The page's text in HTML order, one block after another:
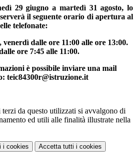
29 giugno a martedì 31 agosto, lo
il seguente orario di apertura al
telefonate:
dalle ore 11:00 alle ore 13:00.
ore 7:45 alle 11:00.
è possibile inviare una mail
teic84300r@istruzione.it
da questo utilizzati si avvalgono di
ed utili alle finalità illustrate nella
i cookies Accetta tutti i cookies